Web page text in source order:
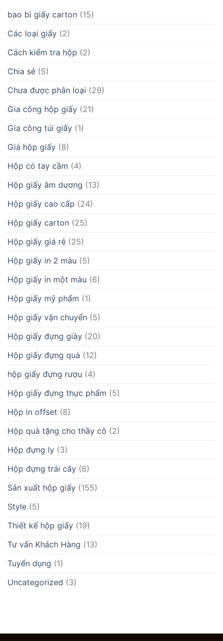
bao bì giấy carton (15)
Các loại giấy (2)
Cách kiểm tra hộp (2)
Chia sẻ (5)
Chưa được phân loại (29)
Gia công hộp giấy (21)
Gia công túi giấy (1)
Giá hộp giấy (8)
Hộp có tay cầm (4)
Hộp giấy âm dương (13)
Hộp giấy cao cấp (24)
Hộp giấy carton (25)
Hộp giấy giá rẻ (25)
Hộp giấy in 2 màu (5)
Hộp giấy in một màu (6)
Hộp giấy mỹ phẩm (1)
Hộp giấy vận chuyển (5)
Hộp giấy đựng giày (20)
Hộp giấy đựng quà (12)
hộp giấy đựng rượu (4)
Hộp giấy đựng thực phẩm (5)
Hộp in offset (8)
Hộp quà tặng cho thầy cô (2)
Hộp đựng ly (3)
Hộp đựng trái cây (6)
Sản xuất hộp giấy (155)
Style (5)
Thiết kế hộp giấy (19)
Tư vấn Khách Hàng (13)
Tuyển dụng (1)
Uncategorized (3)